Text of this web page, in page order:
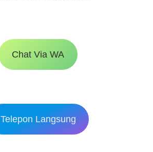
Chat Via WA
Telepon Langsung